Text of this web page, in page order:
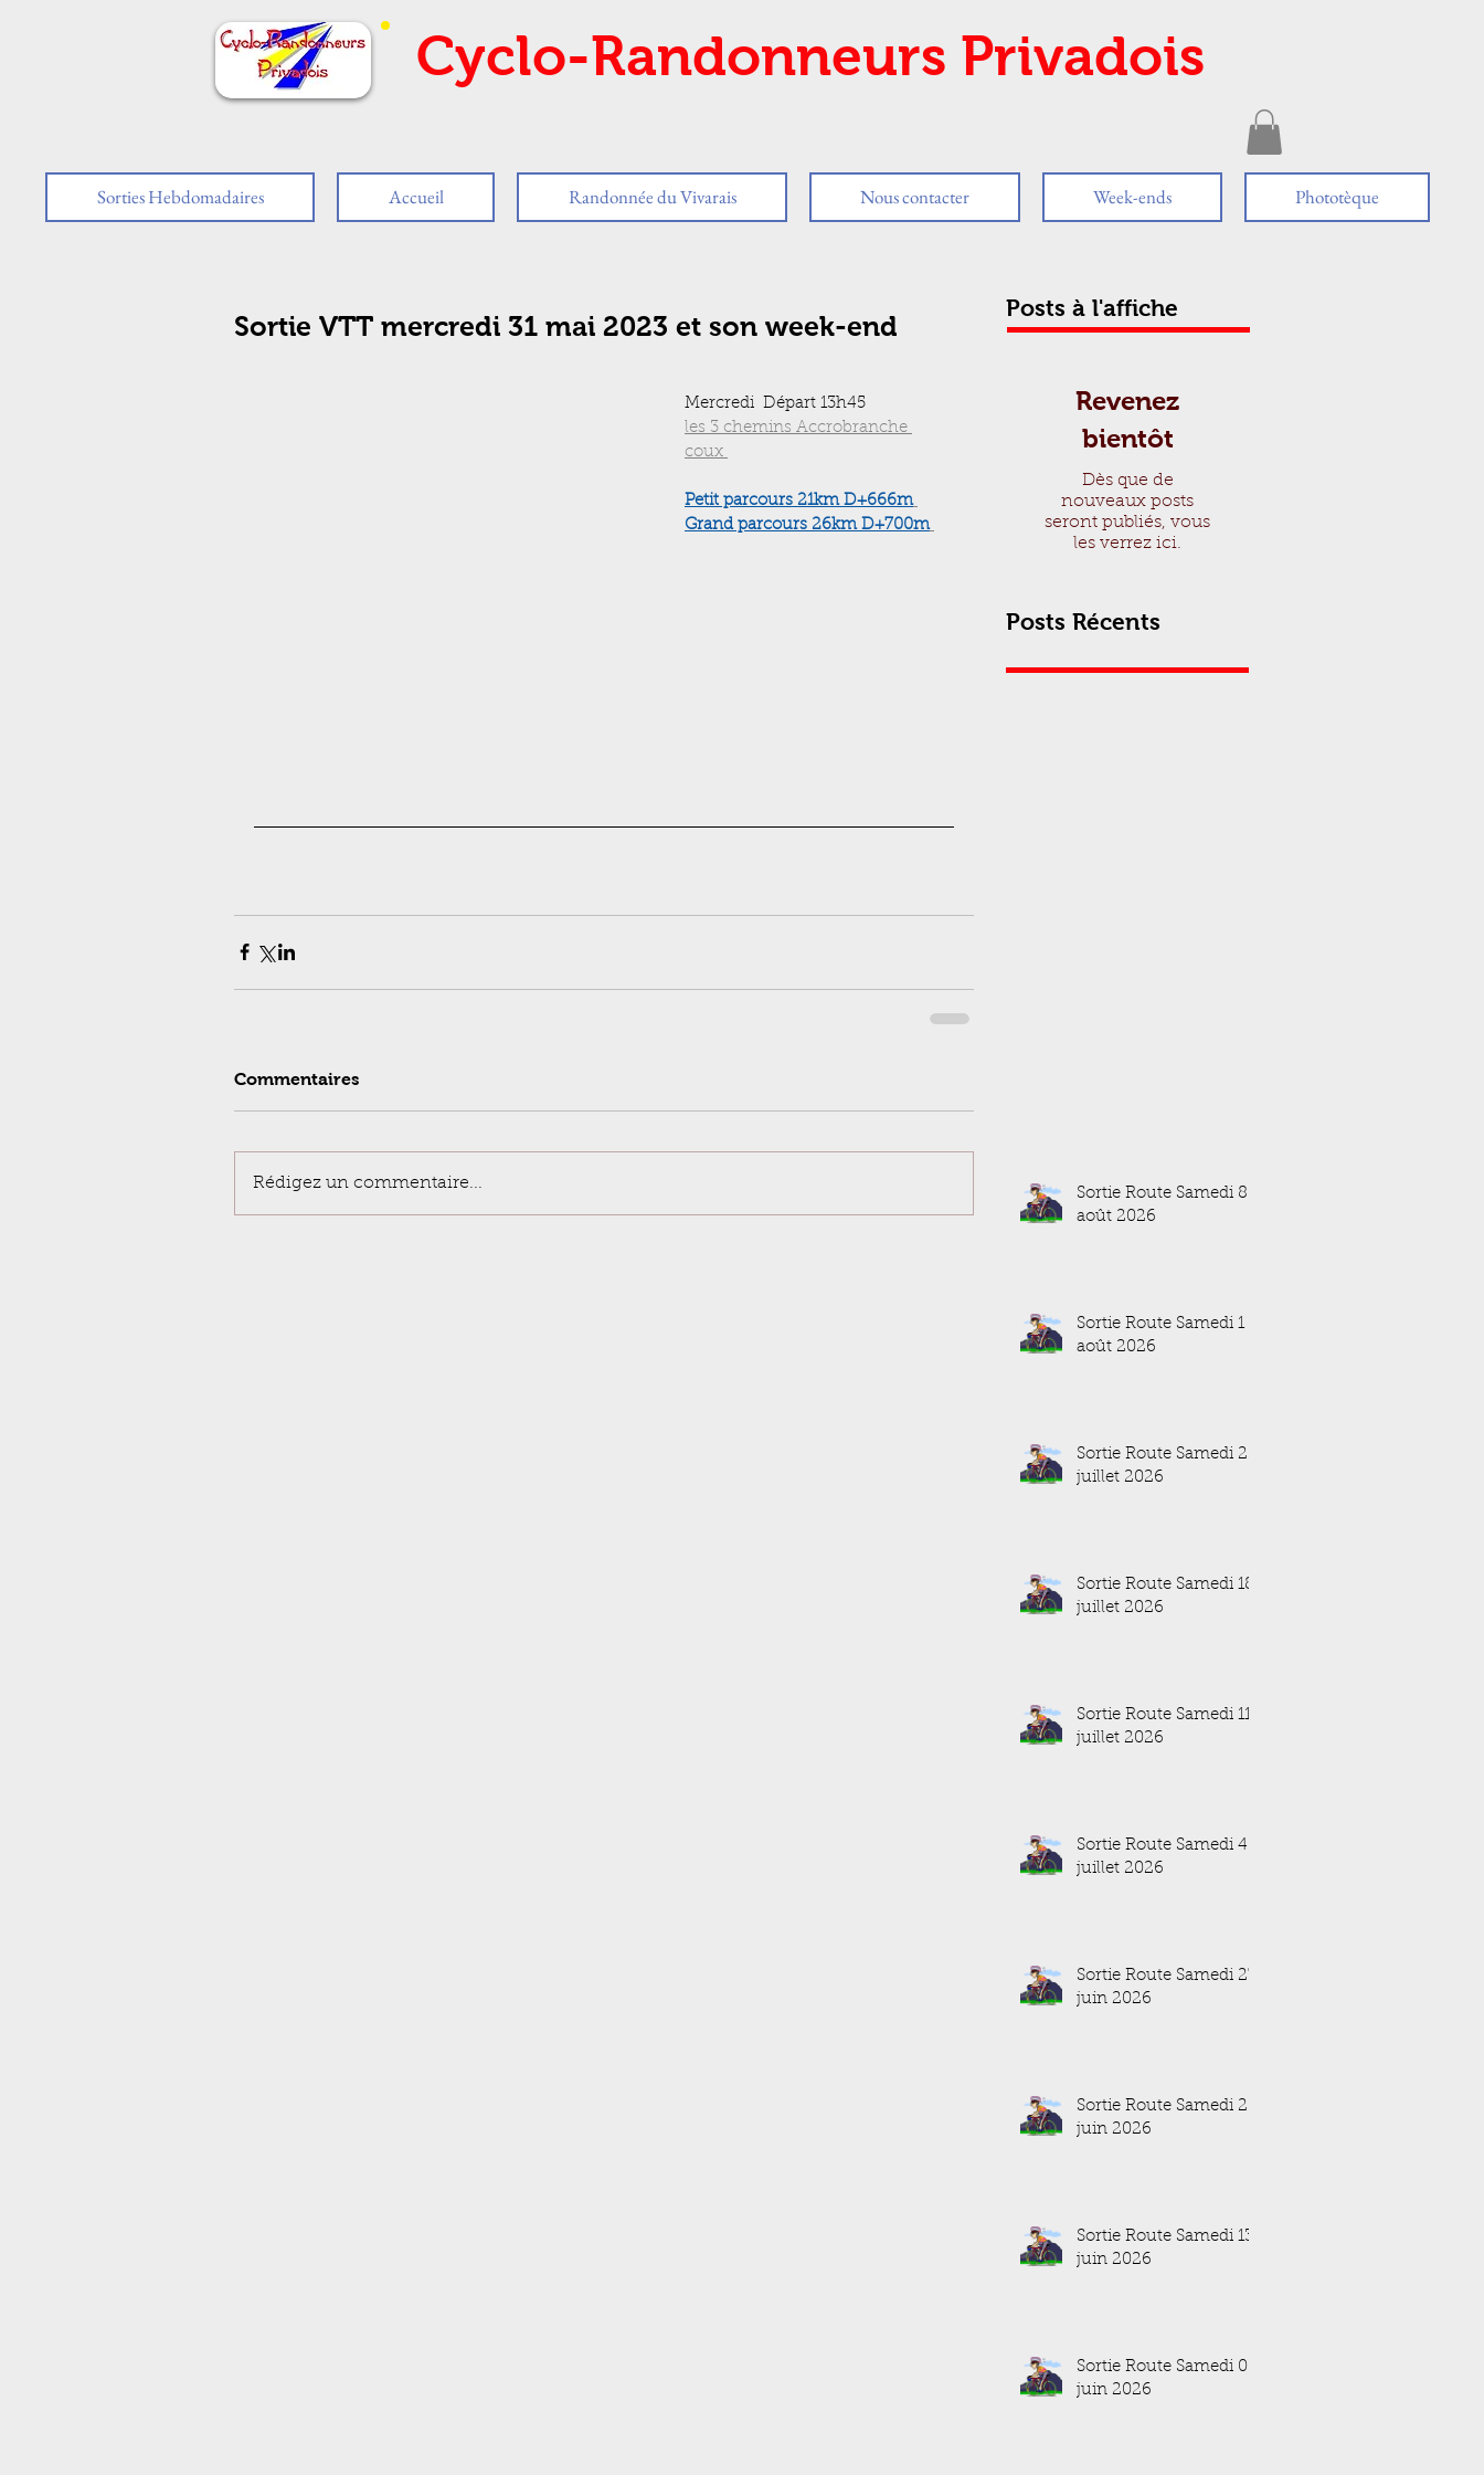
Cyclo-Randonneurs Privadois
Sorties Hebdomadaires Accueil Randonnée du Vivarais Nous contacter Week-ends Phototèque
Sortie VTT mercredi 31 mai 2023 et son week-end
Mercredi  Départ 13h45
les 3 chemins Accrobranche
coux
Petit parcours 21km D+666m
Grand parcours 26km D+700m
Commentaires
Rédigez un commentaire...
Posts à l'affiche
Revenez
bientôt
Dès que de
nouveaux posts
seront publiés, vous
les verrez ici.
Posts Récents
Sortie Route Samedi 8
août 2026
Sortie Route Samedi 1
août 2026
Sortie Route Samedi 25
juillet 2026
Sortie Route Samedi 18
juillet 2026
Sortie Route Samedi 11
juillet 2026
Sortie Route Samedi 4
juillet 2026
Sortie Route Samedi 27
juin 2026
Sortie Route Samedi 20
juin 2026
Sortie Route Samedi 13
juin 2026
Sortie Route Samedi 06
juin 2026